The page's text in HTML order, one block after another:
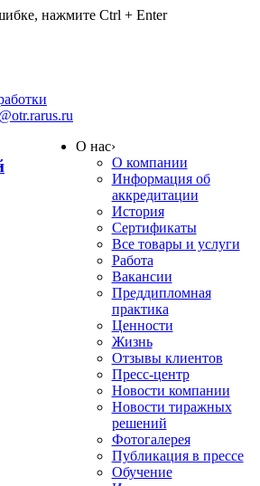
нажмите Ctrl + Enter
О нас›
О компании
Информация об
аккредитации
История
Сертификаты
Все товары и услуги
Работа
Вакансии
Преддипломная
практика
Ценности
Жизнь
Отзывы клиентов
Пресс-центр
Новости компании
Новости тиражных
решений
Фотогалерея
Публикация в прессе
Обучение